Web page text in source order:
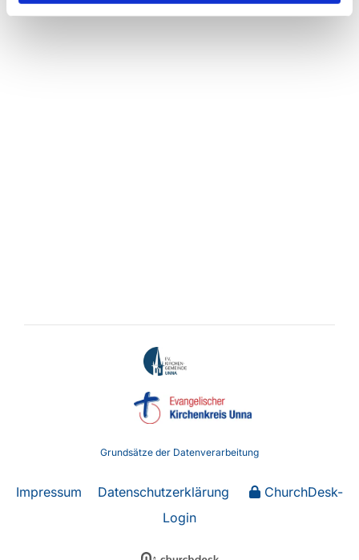
Grundsätze der Datenverarbeitung
Impressum Datenschutzerklärung
ChurchDesk-
Login